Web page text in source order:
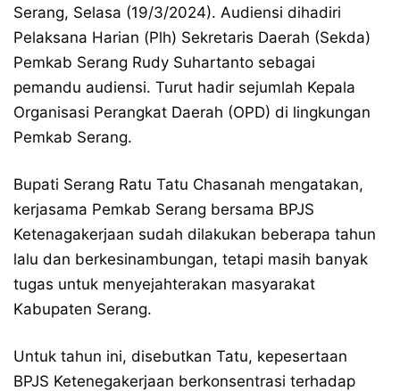
Serang, Selasa (19/3/2024). Audiensi dihadiri
Pelaksana Harian (Plh) Sekretaris Daerah (Sekda)
Pemkab Serang Rudy Suhartanto sebagai
pemandu audiensi. Turut hadir sejumlah Kepala
Organisasi Perangkat Daerah (OPD) di lingkungan
Pemkab Serang.
Bupati Serang Ratu Tatu Chasanah mengatakan,
kerjasama Pemkab Serang bersama BPJS
Ketenagakerjaan sudah dilakukan beberapa tahun
lalu dan berkesinambungan, tetapi masih banyak
tugas untuk menyejahterakan masyarakat
Kabupaten Serang.
Untuk tahun ini, disebutkan Tatu, kepesertaan
BPJS Ketenegakerjaan berkonsentrasi terhadap